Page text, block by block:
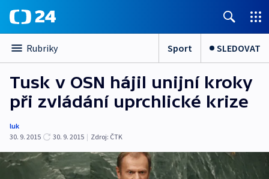
Rubriky Sport SLEDOVAT
Tusk v OSN hájil unijní kroky
při zvládání uprchlické krize
luk
30. 9. 2015
30. 9. 2015 | Zdroj: ČTK